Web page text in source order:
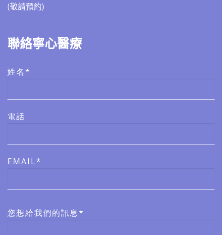
(敬請預約)​​
聯絡寧心醫療
姓名*
電話
EMAIL*
您想給我們的訊息*